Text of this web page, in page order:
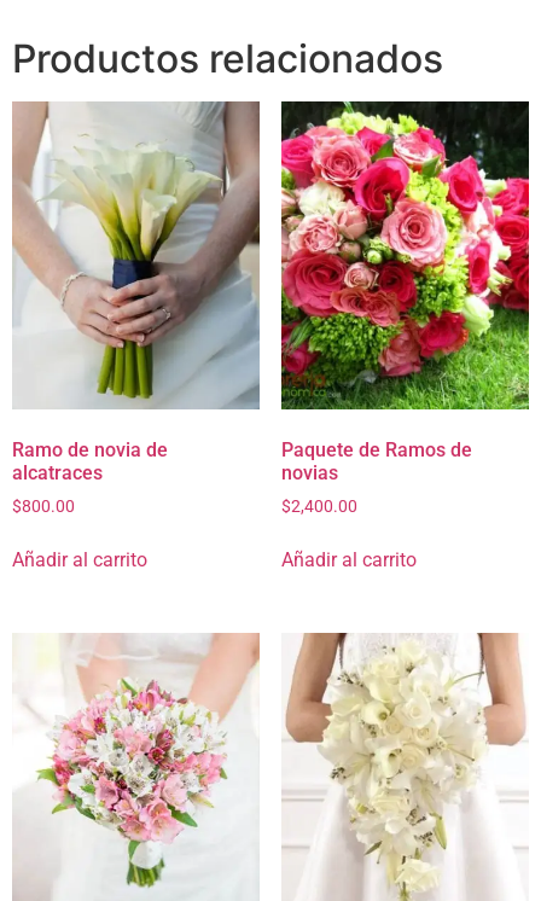
Productos relacionados
Ramo de novia de
alcatraces
$800.00
Añadir al carrito
Paquete de Ramos de
novias
$2,400.00
Añadir al carrito